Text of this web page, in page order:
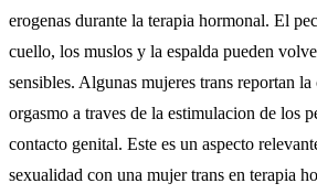
erogenas durante la terapia hormonal. El
cuello, los muslos y la espalda pueden
sensibles. Algunas mujeres trans reportan
orgasmo a traves de la estimulacion de los
contacto genital. Este es un aspecto
sexualidad con una mujer trans en terapia